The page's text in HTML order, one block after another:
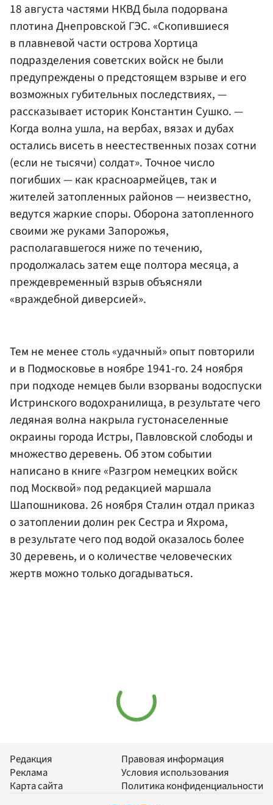
18 августа частями НКВД была подорвана
плотина Днепровской ГЭС. «Скопившиеся
в плавневой части острова Хортица
подразделения советских войск не были
предупреждены о предстоящем взрыве и его
возможных губительных последствиях, —
рассказывает историк Константин Сушко. —
Когда волна ушла, на вербах, вязах и дубах
остались висеть в неестественных позах сотни
(если не тысячи) солдат». Точное число
погибших — как красноармейцев, так и
жителей затопленных районов — неизвестно,
ведутся жаркие споры. Оборона затопленного
своими же руками Запорожья,
располагавшегося ниже по течению,
продолжалась затем еще полтора месяца, а
преждевременный взрыв объясняли
«враждебной диверсией».
Тем не менее столь «удачный» опыт повторили
и в Подмосковье в ноябре 1941-го. 24 ноября
при подходе немцев были взорваны водоспуски
Истринского водохранилища, в результате чего
ледяная волна накрыла густонаселенные
окраины города Истры, Павловской слободы и
множество деревень. Об этом событии
написано в книге «Разгром немецких войск
под Москвой» под редакцией маршала
Шапошникова. 26 ноября Сталин отдал приказ
о затоплении долин рек Сестра и Яхрома,
в результате чего под водой оказалось более
30 деревень, и о количестве человеческих
жертв можно только догадываться.
Редакция
Реклама
Карта сайта
Правовая информация
Условия использования
Политика конфиденциальности